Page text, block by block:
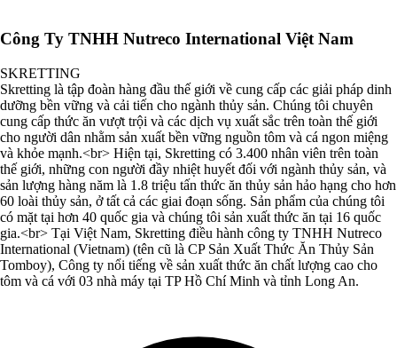
Công Ty TNHH Nutreco International Việt Nam
SKRETTING
Skretting là tập đoàn hàng đầu thế giới về cung cấp các giải pháp dinh
dưỡng bền vững và cải tiến cho ngành thủy sản. Chúng tôi chuyên
cung cấp thức ăn vượt trội và các dịch vụ xuất sắc trên toàn thế giới
cho người dân nhằm sản xuất bền vững nguồn tôm và cá ngon miệng
và khỏe mạnh.<br> Hiện tại, Skretting có 3.400 nhân viên trên toàn
thế giới, những con người đầy nhiệt huyết đối với ngành thủy sản, và
sản lượng hàng năm là 1.8 triệu tấn thức ăn thủy sản hảo hạng cho hơn
60 loài thủy sản, ở tất cả các giai đoạn sống. Sản phẩm của chúng tôi
có mặt tại hơn 40 quốc gia và chúng tôi sản xuất thức ăn tại 16 quốc
gia.<br> Tại Việt Nam, Skretting điều hành công ty TNHH Nutreco
International (Vietnam) (tên cũ là CP Sản Xuất Thức Ăn Thủy Sản
Tomboy), Công ty nổi tiếng về sản xuất thức ăn chất lượng cao cho
tôm và cá với 03 nhà máy tại TP Hồ Chí Minh và tỉnh Long An.